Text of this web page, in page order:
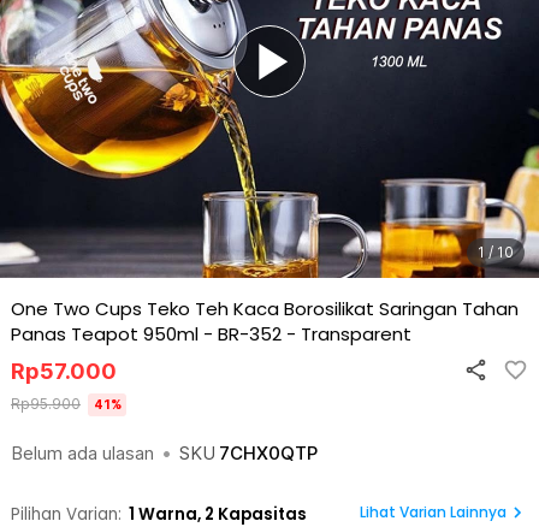
1 / 10
One Two Cups Teko Teh Kaca Borosilikat Saringan Tahan
Panas Teapot 950ml - BR-352 - Transparent
Belum ada ulasan • SKU 7CHX0QTP
Rp57.000
Rp95.900 41%
Pilihan Varian: 1 Warna, 2 Kapasitas Lihat Varian Lainnya